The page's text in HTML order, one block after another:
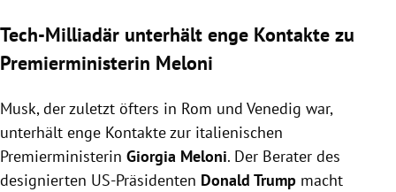
Tech-Milliadär unterhält enge Kontakte zu
Premierministerin Meloni
Musk, der zuletzt öfters in Rom und Venedig war,
unterhält enge Kontakte zur italienischen
Premierministerin Giorgia Meloni. Der Berater des
designierten US-Präsidenten Donald Trump macht